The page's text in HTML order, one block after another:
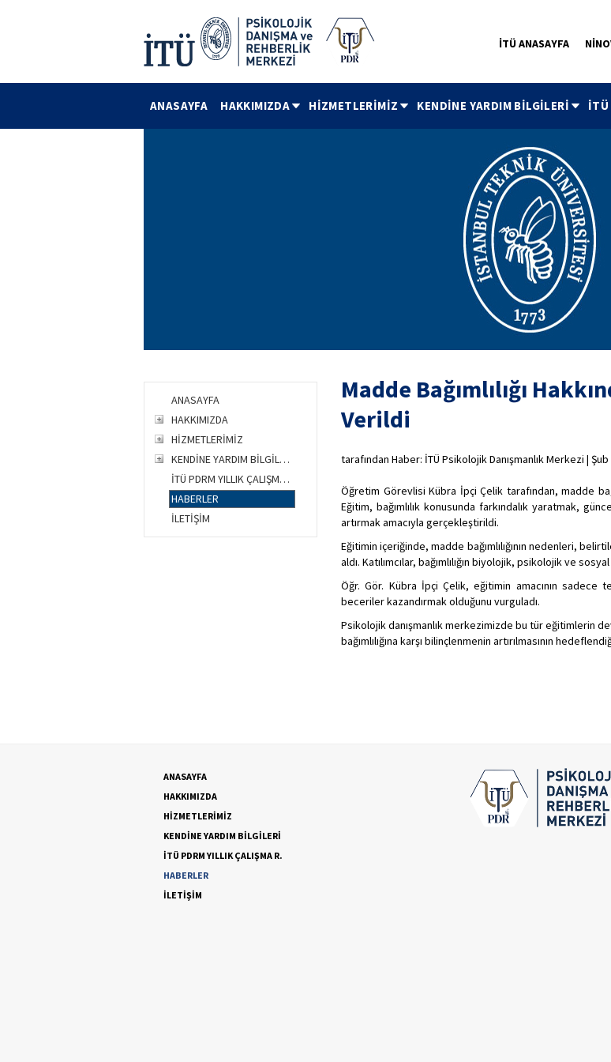
İTÜ ANASAYFA
ANASAYFA HAKKIMIZDA HİZMETLERİMİZ KENDİNE YARDIM BİLGİLERİ İTÜ
ANASAYFA
HAKKIMIZDA
HİZMETLERİMİZ
KENDİNE YARDIM BİLGİLERİ
İTÜ PDRM YILLIK ÇALIŞMA R.
HABERLER
İLETİŞİM
Madde Bağımlılığı
Verildi
tarafından Haber: İTÜ Psikolojik Danışmanlık Merkezi | Şub
Öğretim Görevlisi Kübra İpçi Çelik tarafından, madde
Eğitim, bağımlılık konusunda farkındalık yaratmak,
artırmak amacıyla gerçekleştirildi.
Eğitimin içeriğinde, madde bağımlılığının nedenleri,
aldı. Katılımcılar, bağımlılığın biyolojik, psikolojik ve
Öğr. Gör. Kübra İpçi Çelik, eğitimin amacının sadece
beceriler kazandırmak olduğunu vurguladı.
Psikolojik danışmanlık merkezimizde bu tür eğitimlerin
bağımlılığına karşı bilinçlenmenin artırılmasının
ANASAYFA
HAKKIMIZDA
HİZMETLERİMİZ
KENDİNE YARDIM BİLGİLERİ
İTÜ PDRM YILLIK ÇALIŞMA R.
HABERLER
İLETİŞİM